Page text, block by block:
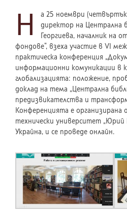
Н
а 25 ноември
директор на Централна
Георгиева, началник на
фондове“, взеха участие в VI
практическа конференция
информационни комуникации в
глобализацията: положение,
доклад на тема „Централна
предизвикателства и
Конференцията е организирана
технически университет
Украйна, и се проведе онлайн.